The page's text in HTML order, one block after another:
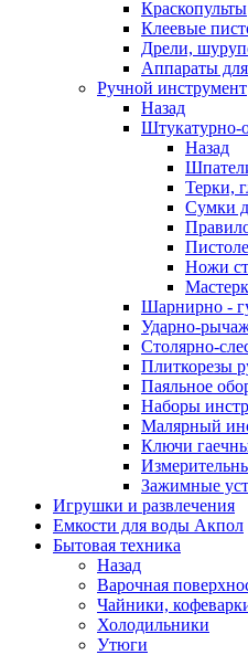
Краскопульты
Клеевые
Дрели,
Аппараты
Ручной инструмент
Назад
Штукатурно-
Назад
Терки,
Сумки
Ножи
Шарнирно -
Ударно-
Столярно-
Плиткорезы
Паяльное
Наборы
Малярный
Ключи
Зажимные
Игрушки и развлечения
Емкости для воды Акпол
Бытовая техника
Назад
Варочная
Чайники,
Холодильники
Утюги